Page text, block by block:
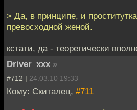
> Да, в принципе, и
превосходной женой.
кстати, да - теоретически
Driver_xxx »
#712 | 24.03.10 19:33
Кому: Скиталец, #711